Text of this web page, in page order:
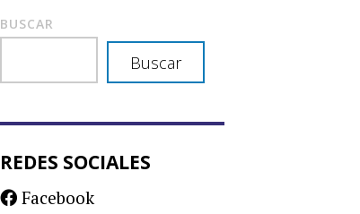
BUSCAR
Buscar
REDES SOCIALES
Facebook